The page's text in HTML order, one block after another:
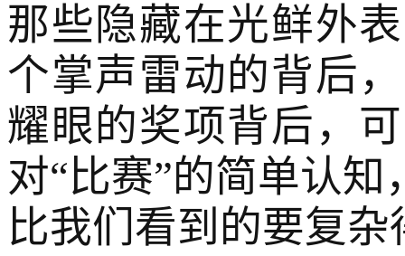
那些隐藏在光鲜外
个掌声雷动的背后
耀眼的奖项背后，
对“比赛”的简单认
比我们看到的要复杂